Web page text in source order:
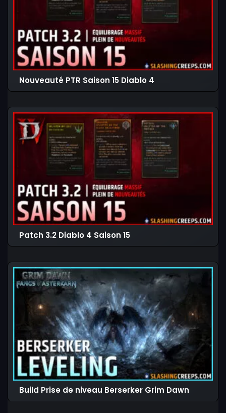
Nouveauté PTR Saison 15 Diablo 4
Patch 3.2 Diablo 4 Saison 15
Build Prise de niveau Berserker Grim Dawn